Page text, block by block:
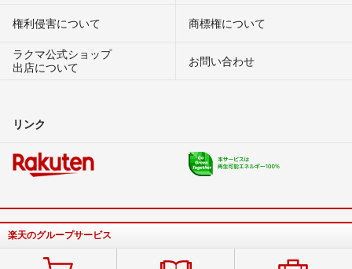
権利侵害について
商標権について
ラクマ公式ショップ
出店について
お問い合わせ
リンク
楽天のグループサービス